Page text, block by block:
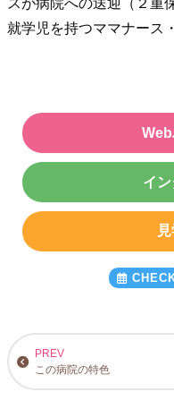
スが病院への送迎（２重
就学児を持つママナース
イ
この病院の特色